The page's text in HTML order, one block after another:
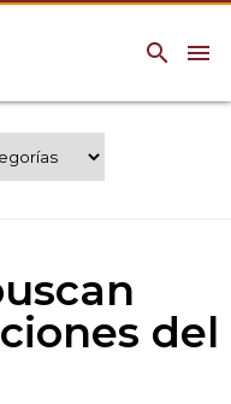
menu
search
del